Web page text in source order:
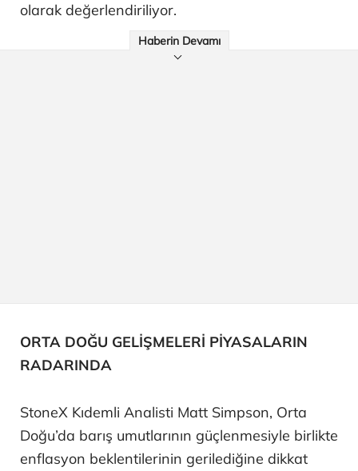
olarak değerlendiriliyor.
Haberin Devamı
ORTA DOĞU GELİŞMELERİ PİYASALARIN
RADARINDA
StoneX Kıdemli Analisti Matt Simpson, Orta
Doğu’da barış umutlarının güçlenmesiyle birlikte
enflasyon beklentilerinin gerilediğine dikkat